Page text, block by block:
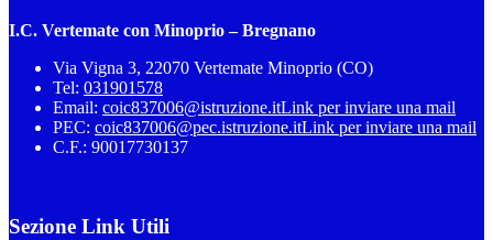
I.C. Vertemate con Minoprio – Bregnano
Via Vigna 3, 22070 Vertemate Minoprio (CO)
Tel: 031901578
Email: coic837006@istruzione.itLink per inviare una mail
PEC: coic837006@pec.istruzione.itLink per inviare una mail
C.F.: 90017730137
Sezione Link Utili